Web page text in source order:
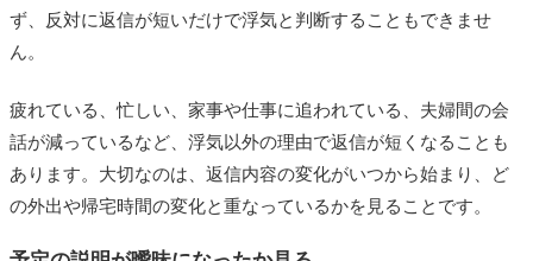
ず、反対に返信が短いだけで浮気と判断することもできませ
ん。
疲れている、忙しい、家事や仕事に追われている、夫婦間の会
話が減っているなど、浮気以外の理由で返信が短くなることも
あります。大切なのは、返信内容の変化がいつから始まり、ど
の外出や帰宅時間の変化と重なっているかを見ることです。